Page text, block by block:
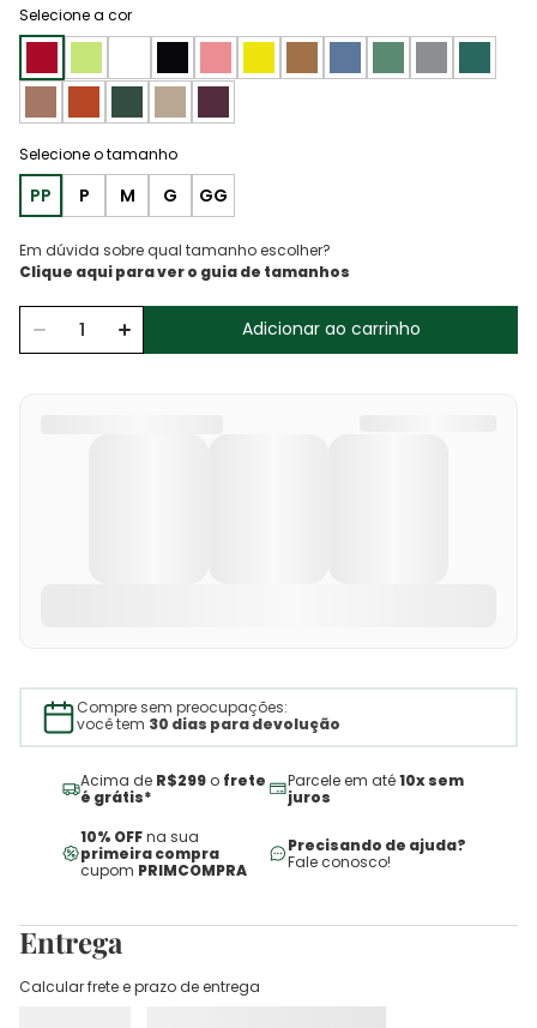
Selecione a cor
PP P M G GG
Em dúvida sobre qual tamanho escolher?
Adicionar ao carrinho
Compre sem preocupações:
você tem 30 dias para devolução
Acima de R$299 o frete
é grátis*
Parcele em até10x sem
juros
10% OFFna sua
primeira compra
cupom PRIMCOMPRA
Precisando de ajuda?
Fale conosco!
Entrega
Calcular frete e prazo de entrega